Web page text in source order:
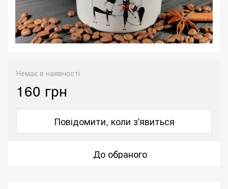
Немає в наявності
160 грн
Повідомити, коли з'явиться
До обраного